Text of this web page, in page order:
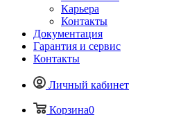
Карьера
Контакты
Документация
Гарантия и сервис
Контакты
Личный кабинет
Корзина0